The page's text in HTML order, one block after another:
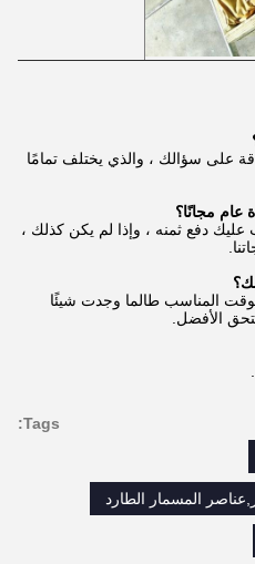
على سؤالك ، والذي يختلف تمامًا
مجانًا؟
دفع ثمنه ، وإذا لم يكن كذلك ،
المناسب طالما وجدت شيئًا
الأفضل.
Tags:
المسمار الطارد